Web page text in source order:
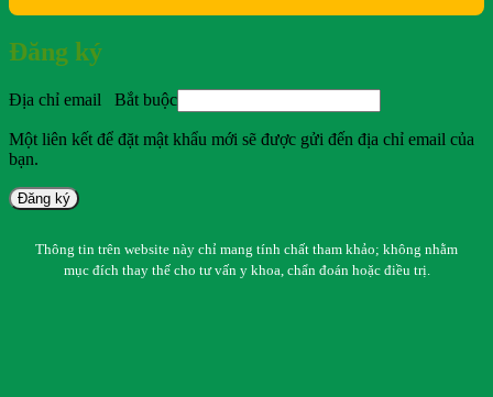
Đăng ký
Địa chỉ email Bắt buộc
Một liên kết để đặt mật khẩu mới sẽ được gửi đến địa chỉ email của
bạn.
Đăng ký
Thông tin trên website này chỉ mang tính chất tham khảo; không nhằm
mục đích thay thế cho tư vấn y khoa, chẩn đoán hoặc điều trị.